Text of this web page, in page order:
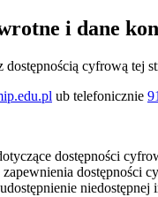
i dane
cyfrową tej
ub telefonicznie
dostępności
zapewnienia dostępności